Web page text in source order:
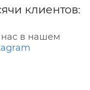
клиентов:
нас в нашем